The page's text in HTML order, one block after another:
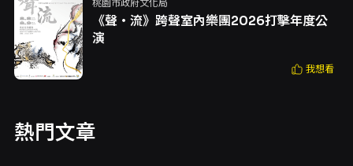
桃園市政府文化局
《聲・流》跨聲室內樂團2026打擊年度公
演
我想看
熱門文章